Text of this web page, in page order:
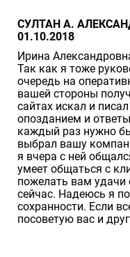
СУЛТАН А.
01.10.2018
Ирина
Так как я тоже
очередь на
вашей стороны
сайтах искал и
опозданием и
каждый раз нужно
выбрал вашу
я вчера с ней
умеет общаться с
пожелать вам удачи
сейчас. Надеюсь я
сохранности. Если
посоветую вас и